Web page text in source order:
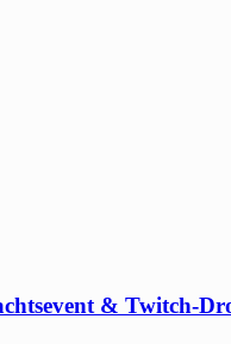
& Twitch-